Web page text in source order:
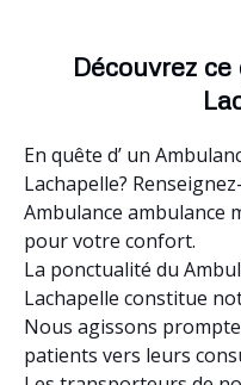
Découvrez
En quête d’ un
Lachapelle?
Ambulance ambulance
pour votre confort.
La ponctualité du
Lachapelle constitue
Nous agissons
patients vers leurs